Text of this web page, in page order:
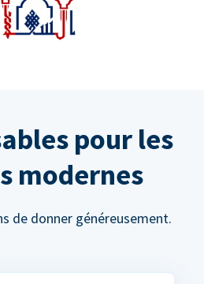
pour les
modernes
de donner généreusement.